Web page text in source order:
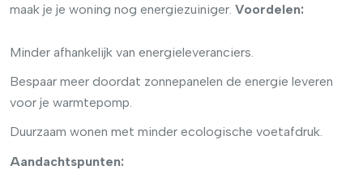
maak je je woning nog energiezuiniger. Voordelen:
Minder afhankelijk van energieleveranciers.
Bespaar meer doordat zonnepanelen de energie leveren
voor je warmtepomp.
Duurzaam wonen met minder ecologische voetafdruk.
Aandachtspunten: